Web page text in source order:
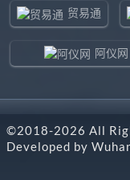
贸易通
阿仪网
东
©2018-2026 All
Developed by